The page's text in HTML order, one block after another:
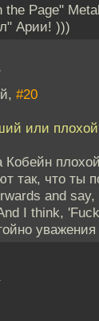
Page"
Арии! )))
#20
или
так, что ты
and
I think,
уважения